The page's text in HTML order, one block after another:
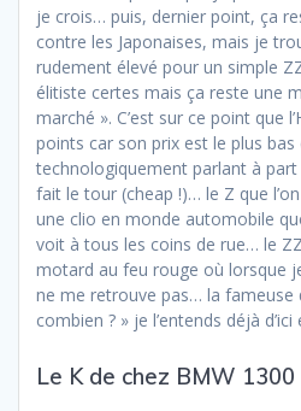
je crois… puis, dernier point, ça
contre les Japonaises, mais je
rudement élevé pour un simple
élitiste certes mais ça reste une
marché ». C’est sur ce point que
points car son prix est le plus
technologiquement parlant à part
fait le tour (cheap !)… le Z que
une clio en monde automobile
voit à tous les coins de rue… le
motard au feu rouge où lorsque
ne me retrouve pas… la fameuse
combien ? » je l’entends déjà
Le K de chez BMW 1300